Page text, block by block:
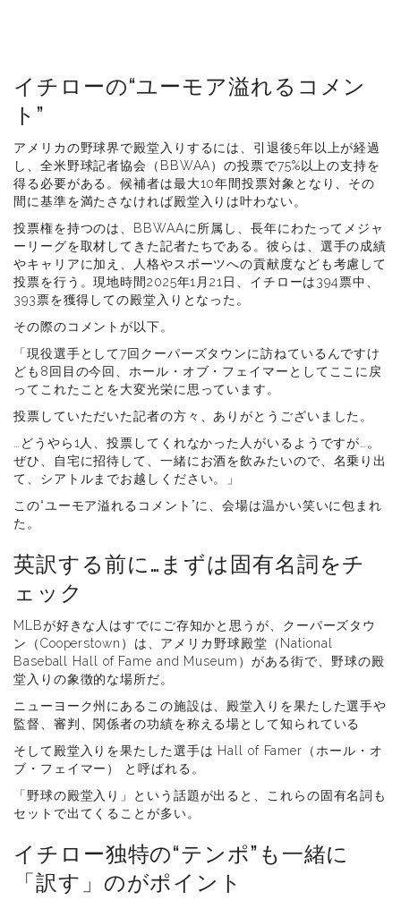
イチローの“ユーモア溢れるコメン
ト”
アメリカの野球界で殿堂入りするには、引退後5年以上が経過
し、全米野球記者協会（BBWAA）の投票で75%以上の支持を
得る必要がある。候補者は最大10年間投票対象となり、その
間に基準を満たさなければ殿堂入りは叶わない。
投票権を持つのは、BBWAAに所属し、長年にわたってメジャ
ーリーグを取材してきた記者たちである。彼らは、選手の成績
やキャリアに加え、人格やスポーツへの貢献度なども考慮して
投票を行う。現地時間2025年1月21日、イチローは394票中、
393票を獲得しての殿堂入りとなった。
その際のコメントが以下。
「現役選手として7回クーパーズタウンに訪ねているんですけ
ども8回目の今回、ホール・オブ・フェイマーとしてここに戻
ってこれたことを大変光栄に思っています。
投票していただいた記者の方々、ありがとうございました。
…どうやら1人、投票してくれなかった人がいるようですが…。
ぜひ、自宅に招待して、一緒にお酒を飲みたいので、名乗り出
て、シアトルまでお越しください。」
この“ユーモア溢れるコメント”に、会場は温かい笑いに包まれ
た。
英訳する前に…まずは固有名詞をチ
ェック
MLBが好きな人はすでにご存知かと思うが、クーパーズタウ
ン（Cooperstown）は、アメリカ野球殿堂（National
Baseball Hall of Fame and Museum）がある街で、野球の殿
堂入りの象徴的な場所だ。
ニューヨーク州にあるこの施設は、殿堂入りを果たした選手や
監督、審判、関係者の功績を称える場として知られている
そして殿堂入りを果たした選手は Hall of Famer（ホール・オ
ブ・フェイマー） と呼ばれる。
「野球の殿堂入り」という話題が出ると、これらの固有名詞も
セットで出てくることが多い。
イチロー独特の“テンポ”も一緒に
「訳す」のがポイント